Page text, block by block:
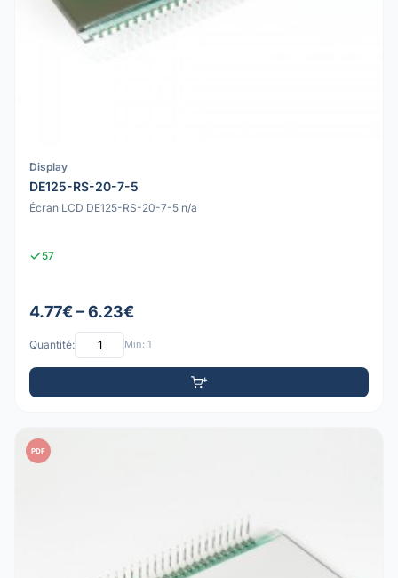
Display
DE125-RS-20-7-5
Écran LCD DE125-RS-20-7-5 n/a
57
4.77€ – 6.23€
Quantité: Min: 1
PDF